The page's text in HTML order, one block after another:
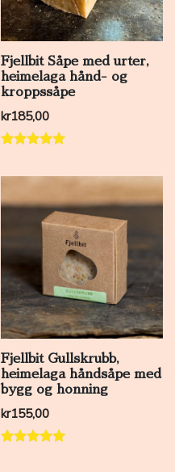
Fjellbit Såpe med urter,
heimelaga hånd- og
kroppssåpe
kr185,00
Fjellbit Gullskrubb,
heimelaga håndsåpe med
bygg og honning
kr155,00